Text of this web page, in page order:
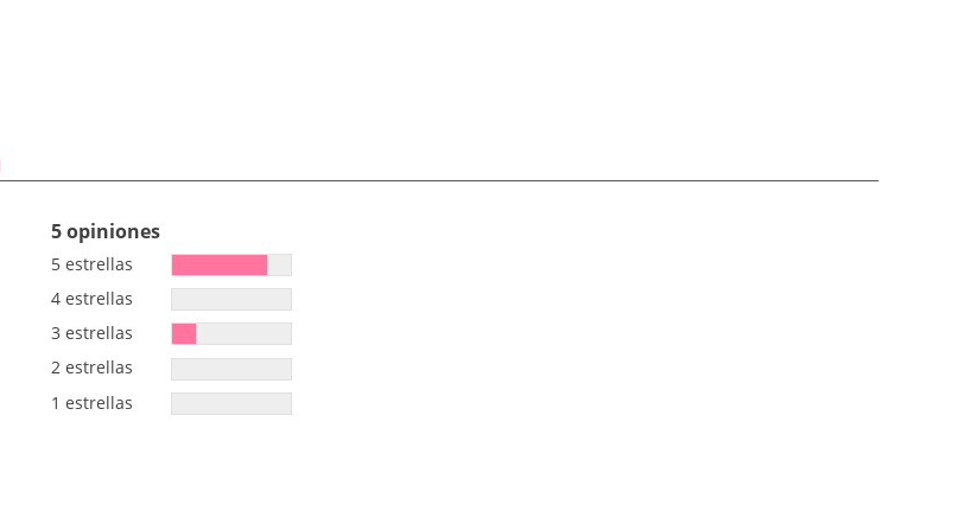
5 opiniones
5 estrellas
4 estrellas
3 estrellas
2 estrellas
1 estrellas